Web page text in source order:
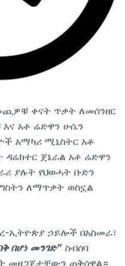
አማካሪ ሚኒስትር አቶ
ጀኔራል አቶ ሬድዋን
ያሉት የህወሓት ቡድን
ለማጥቃት ወስኗል
ኢትዮጵያ ኃይሎች በአስመራ፣
በሆነ መንገድ” ስብሰባ
መዘጋጀታቸውን ጠቅሰዋል።